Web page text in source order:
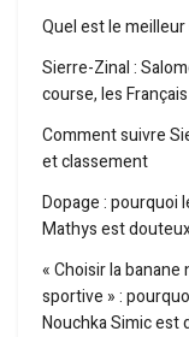
Quel est le
Sierre-Zinal :
course, les
Comment suivre
et classement
Dopage : pourquoi
Mathys est
« Choisir la
sportive » :
Nouchka Simic est